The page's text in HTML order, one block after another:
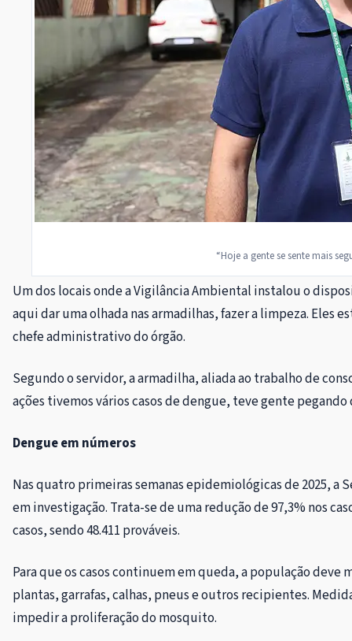
“Hoje a gente se sente mais
Um dos locais onde a Vigilância Ambiental instalou o
aqui dar uma olhada nas armadilhas, fazer a limpeza. Eles
chefe administrativo do órgão.
Segundo o servidor, a armadilha, aliada ao trabalho de
ações tivemos vários casos de dengue, teve gente pegando
Dengue em números
Nas quatro primeiras semanas epidemiológicas de 2025, a
em investigação. Trata-se de uma redução de 97,3% nos
casos, sendo 48.411 prováveis.
Para que os casos continuem em queda, a população
plantas, garrafas, calhas, pneus e outros recipientes.
impedir a proliferação do mosquito.